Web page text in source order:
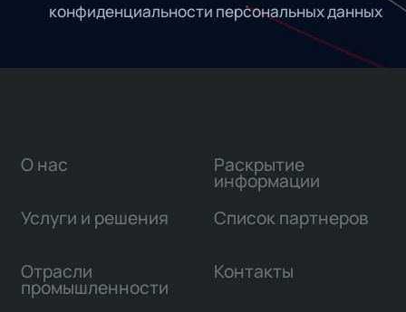
конфиденциальности персональных данных
О нас
Услуги и решения
Отрасли
промышленности
Раскрытие
информации
Список партнеров
Контакты